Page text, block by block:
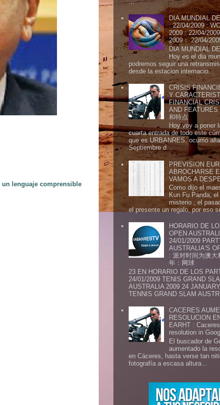
un lenguaje comprensible
...
DIA MUNDIAL
: 22/04/2009 :
2009 : 22/04/
2009： 22/04/
DIA MUNDIAL
Hoy es el dia
podremos seguir una
desde la estacion internacio...
CRISIS
Y
FINANCIAL
AND
和特点
Hoy voy a poner
cuarta entrada de todo este
que es URBANRES, ocurrió
Septiembre d...
PREVISION
ABROCHARSE
VAMOS A
Como dijo el
Kun Fu Panda,
misterio , el
el presente un regalo, por eso
HORARIO DE
OPEN
24/01/2009
AUSTRALIA'S
: 派对时间为澳大
年：网球
23 EN HORARIO DE LOS
24/01/2009 TENIS GRAND
AUSTRALIA 2009 24
TENNIS GRAND SLAM
CACERES
RESOLUCION
EARHT :
resolution in
El buscador de
aumentado la
en Cáceres, hasta verse tan
fotografía a escasa altura...